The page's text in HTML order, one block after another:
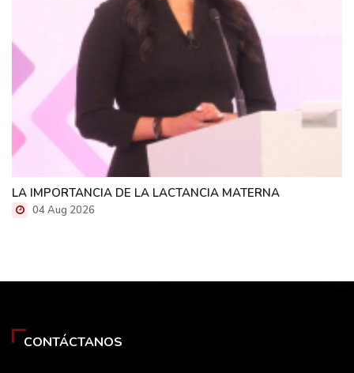
LA IMPORTANCIA DE LA LACTANCIA MATERNA
04 Aug 2026
CONTÁCTANOS